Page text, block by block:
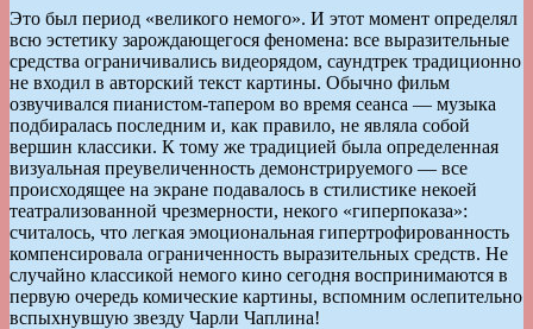
Это был период «великого немого». И этот момент определял
всю эстетику зарождающегося феномена: все выразительные
средства ограничивались видеорядом, саундтрек традиционно
не входил в авторский текст картины. Обычно фильм
озвучивался пианистом-тапером во время сеанса — музыка
подбиралась последним и, как правило, не являла собой
вершин классики. К тому же традицией была определенная
визуальная преувеличенность демонстрируемого — все
происходящее на экране подавалось в стилистике некоей
театрализованной чрезмерности, некого «гиперпоказа»:
считалось, что легкая эмоциональная гипертрофированность
компенсировала ограниченность выразительных средств. Не
случайно классикой немого кино сегодня воспринимаются в
первую очередь комические картины, вспомним ослепительно
вспыхнувшую звезду Чарли Чаплина!